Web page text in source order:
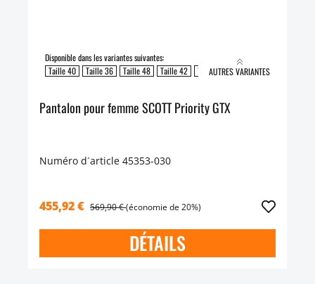
Disponible dans les variantes suivantes:
Taille 40
Taille 36 Taille 48 Taille 42 Taille 46
AUTRES VARIANTES
Pantalon pour femme SCOTT Priority GTX
Numéro d´article 45353-030
455,92 € 569,90 €(économie de 20%)
DÉTAILS